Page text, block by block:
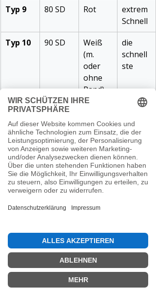
Typ 9
80 SD Rot
extrem
Schnell
Typ 10
90 SD
Weiß
(m.
oder
ohne
Rand)
die
schnell
ste
Shore-/SD-Wert, desto härter
die Platte und desto
schneller läuft der Stock.
Aktuelle Beiträge Alle ansehen